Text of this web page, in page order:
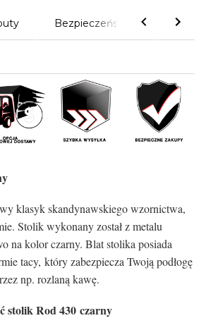
Bezpieczeństwo
klasyk skandynawskiego wzornictwa,
Stolik wykonany został z metalu
na kolor czarny. Blat stolika posiada
tacy, który zabezpiecza Twoją podłogę
np. rozlaną kawę.
stolik Rod 430 czarny